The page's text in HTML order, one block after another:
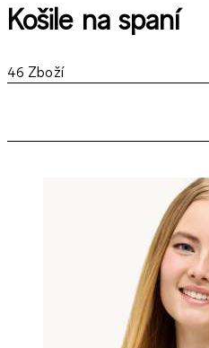
Košile na spaní
46 Zboží